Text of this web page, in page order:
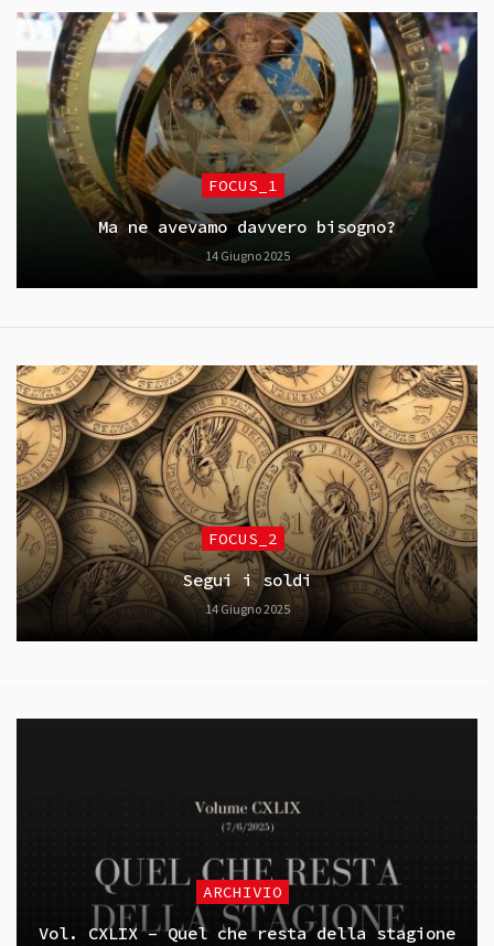
FOCUS_1
Ma ne avevamo davvero bisogno?
14 Giugno 2025
FOCUS_2
Segui i soldi
14 Giugno 2025
ARCHIVIO
Vol. CXLIX – Quel che resta della stagione